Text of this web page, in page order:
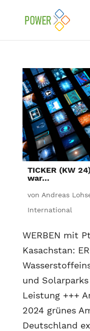
TICKER (KW
war…
von Andreas
International
WERBEN mit
Kasachstan:
und
Leistung +++
2024 grünes
Deutschland